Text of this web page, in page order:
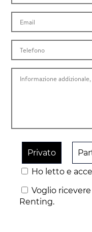
Privato
Ho letto e
Voglio
Renting.